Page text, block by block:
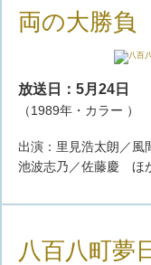
両の大勝負
放送日：5月24日
（1989年・カラー ）
出演：里見浩太朗／風
池波志乃／佐藤慶 ほ
八百八町